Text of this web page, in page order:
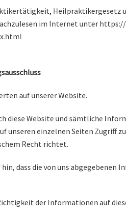
Heilpraktikergesetz
im Internet unter
auf unserer Website.
diese Website und sämtliche
unseren einzelnen Seiten Zugriff
Recht richtet.
dass die von uns
der Informationen auf